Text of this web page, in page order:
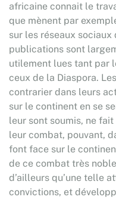
africaine connait le
que mènent par
sur les réseaux
publications sont
utilement lues tant par
ceux de la Diaspora.
contrarier dans leurs
sur le continent en se
leur sont soumis, ne
leur combat, pouvant,
font face sur le
de ce combat très
d’ailleurs qu’une telle
convictions, et